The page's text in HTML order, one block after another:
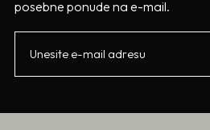
posebne ponude na e-mail.